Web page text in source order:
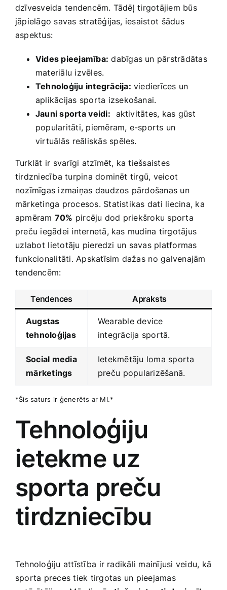
dzīvesveida⁢ tendencēm. Tādēļ​ tirgotājiem ​būs
jāpielāgo savas stratēģijas, ​iesaistot ⁢šādus
aspektus:
Vides pieejamība: dabīgas un pārstrādātas
materiālu izvēles.
Tehnoloģiju integrācija: viedierīces un
aplikācijas sporta izsekošanai.
Jauni sporta ⁢veidi: ⁤ aktivitātes,⁢ kas gūst
popularitāti, piemēram, e-sports un
virtuālās⁣ reāliskās spēles.
Turklāt ​ir svarīgi atzīmēt, ‍ka tiešsaistes⁣
tirdzniecība turpina dominēt tirgū, veicot
nozīmīgas izmaiņas ⁢daudzos pārdošanas un
mārketinga procesos. Statistikas‍ dati ‌liecina, ka
apmēram 70% pircēju‌ dod priekšroku sporta
preču iegādei internetā, kas mudina tirgotājus
⁢uzlabot ⁣lietotāju pieredzi un savas platformas ​
funkcionalitāti. Apskatīsim dažas⁣ no ‍galvenajām‍
tendencēm:
Tendences Apraksts
Augstas
tehnoloģijas
Wearable device
integrācija sportā.
Social media
⁣mārketings
Ietekmētāju loma‌ sporta
preču⁢ popularizēšanā.
*Šis saturs ‌ir ģenerēts ar MI.*
Tehnoloģiju
ietekme uz
sporta preču
‌tirdzniecību
Tehnoloģiju attīstība⁣ ir radikāli mainījusi veidu, ⁤kā⁣
sporta‍ preces tiek tirgotas un⁣ pieejamas